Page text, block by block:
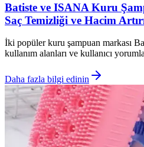
Batiste ve ISANA Kuru
Saç Temizliği ve Hacim
İki popüler kuru şampuan markası
kullanım alanları ve kullanıcı
Daha fazla bilgi edinin